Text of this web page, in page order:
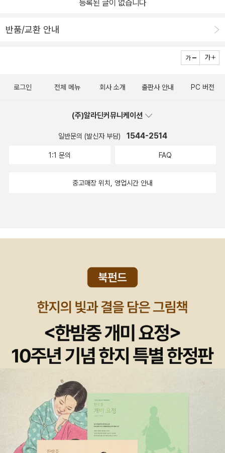
등록된 글이 없습니다
반품/교환 안내
로그인 전체 메뉴 회사 소개 출판사 안내 PC 버전
(주)알라딘커뮤니케이션
일반문의 (발신자 부담) 1544-2514
1:1 문의 FAQ
중고매장 위치, 영업시간 안내